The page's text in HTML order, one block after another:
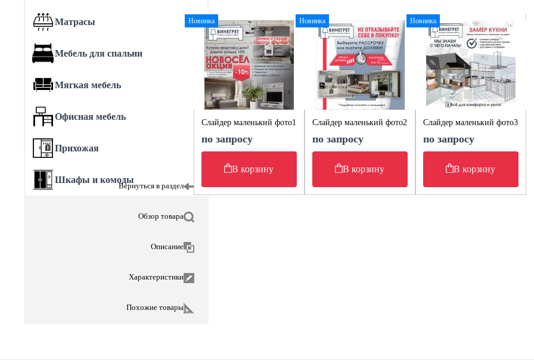
Матрасы
Мебель для спальни
Мягкая мебель
Офисная мебель
Прихожая
Шкафы и комоды
Вернуться в раздел
Обзор товара
Описание
Характеристики
Похожие товары
Новинка
Слайдер маленький фото1
по запросу
В корзину
Новинка
Слайдер маленький фото2
по запросу
В корзину
Новинка
Слайдер маленький фото3
по запросу
В корзину